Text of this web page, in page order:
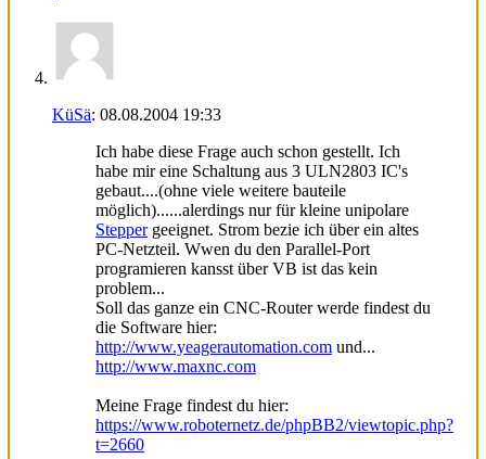
KüSä: 08.08.2004 19:33
Ich habe diese Frage auch schon gestellt. Ich
habe mir eine Schaltung aus 3 ULN2803 IC's
gebaut....(ohne viele weitere bauteile
möglich)......alerdings nur für kleine unipolare
Steppergeeignet. Strom bezie ich über ein altes
PC-Netzteil. Wwen du den Parallel-Port
programieren kansst über VB ist das kein
problem...
Soll das ganze ein CNC-Router werde findest du
die Software hier:
http://www.yeagerautomation.com und...
http://www.maxnc.com
Meine Frage findest du hier:
https://www.roboternetz.de/phpBB2/viewtopic.php?
t=2660